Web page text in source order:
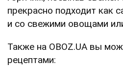
прекрасно подходит как
и со свежими овощами
Также на OBOZ.UA вы
рецептами: